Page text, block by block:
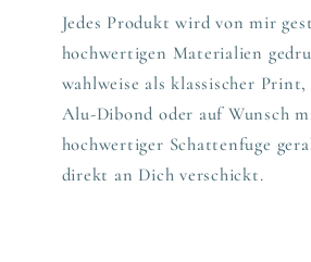
Jedes Produkt wird von mir
hochwertigen Materialien
wahlweise als klassischer Print,
Alu-Dibond oder auf Wunsch
hochwertiger Schattenfuge
direkt an Dich verschickt.